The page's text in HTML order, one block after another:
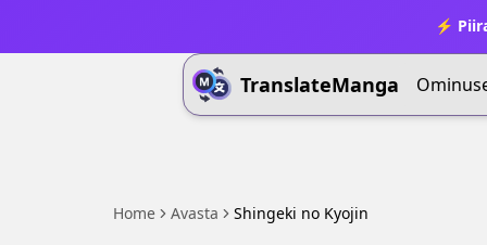
⚡
TranslateManga
Home Avasta Shingeki no Kyojin